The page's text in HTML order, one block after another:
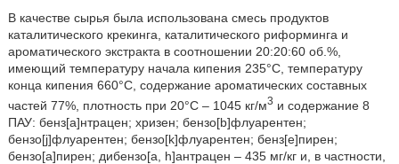
В качестве сырья была использована смесь продуктов
каталитического крекинга, каталитического риформинга и
ароматического экстракта в соотношении 20:20:60 об.%,
имеющий температуру начала кипения 235°С, температуру
конца кипения 660°С, содержание ароматических составных
частей 77%, плотность при 20°С – 1045 кг/м3 и содержание 8
ПАУ: бенз[а]нтрацен; хризен; бензо[b]флуарентен;
бензо[j]флуарентен; бензо[k]флуарентен; бенз[е]пирен;
бензо[а]пирен; дибензо[a, h]антрацен – 435 мг/кг и, в частности,